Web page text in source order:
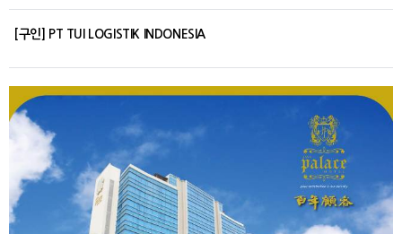
[구인] PT TUI LOGISTIK INDONESIA